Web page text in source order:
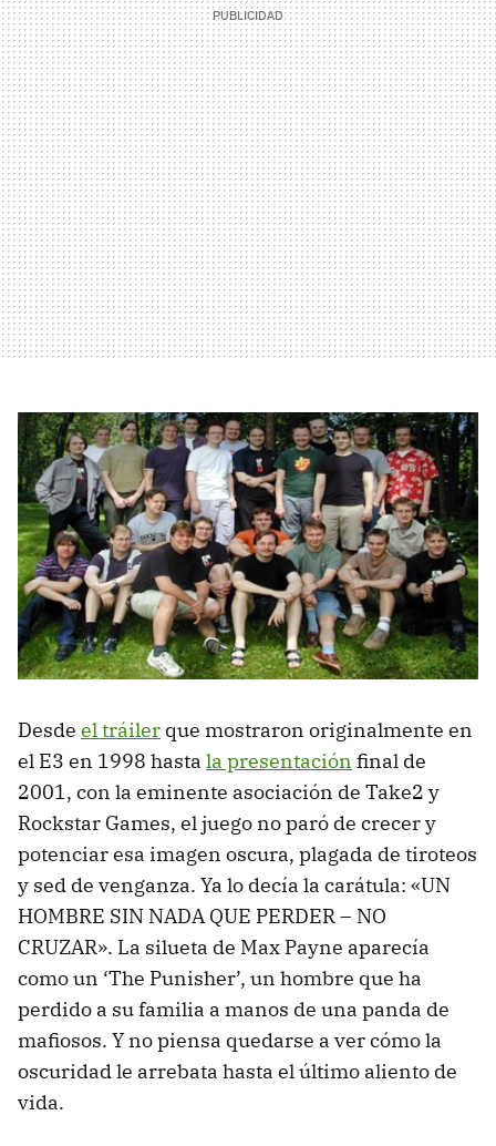
Desde el tráiler que mostraron originalmente en
el E3 en 1998 hasta la presentación final de
2001, con la eminente asociación de Take2 y
Rockstar Games, el juego no paró de crecer y
potenciar esa imagen oscura, plagada de tiroteos
y sed de venganza. Ya lo decía la carátula: «UN
HOMBRE SIN NADA QUE PERDER – NO
CRUZAR». La silueta de Max Payne aparecía
como un ‘The Punisher’, un hombre que ha
perdido a su familia a manos de una panda de
mafiosos. Y no piensa quedarse a ver cómo la
oscuridad le arrebata hasta el último aliento de
vida.